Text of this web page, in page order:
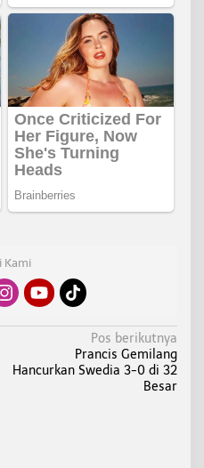
Kami
Pos berikutnya
Prancis Gemilang
Hancurkan Swedia 3-0 di 32
Besar